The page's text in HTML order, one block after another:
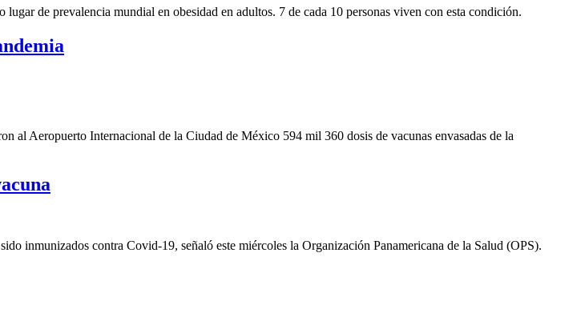
de prevalencia mundial en obesidad en adultos. 7 de cada 10 personas viven con esta condición.
al Aeropuerto Internacional de la Ciudad de México 594 mil 360 dosis de vacunas envasadas de la
inmunizados contra Covid-19, señaló este miércoles la Organización Panamericana de la Salud (OPS).